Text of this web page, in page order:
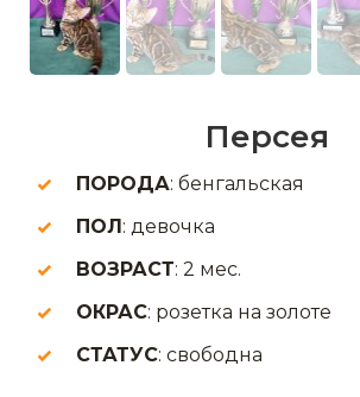
Персея
ПОРОДА: бенгальская
ПОЛ : девочка
ВОЗРАСТ: 2 мес.
ОКРАС: розетка на золоте
СТАТУС: свободна